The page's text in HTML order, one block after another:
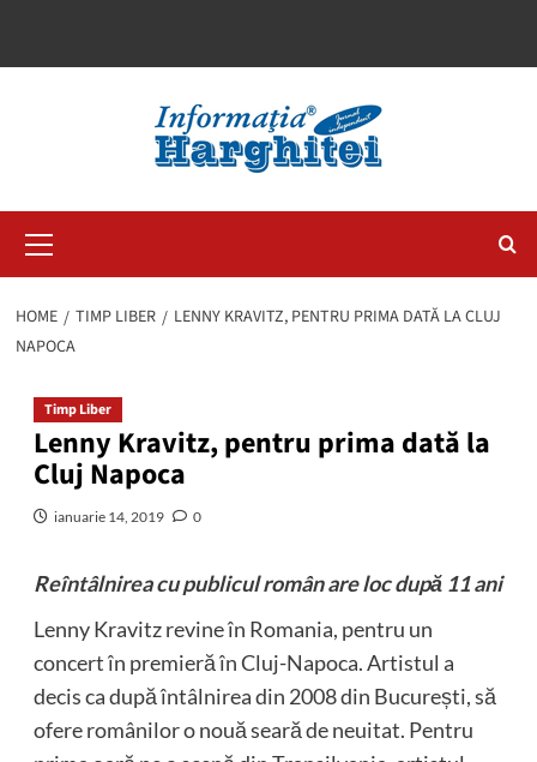
Menu
HOME TIMP LIBER
LENNY KRAVITZ, PENTRU PRIMA DATĂ LA CLUJ
NAPOCA
Timp Liber
Lenny Kravitz, pentru prima dată la
Cluj Napoca
ianuarie 14, 2019 0
Reîntâlnirea cu publicul român are loc după 11 ani
Lenny Kravitz revine în Romania, pentru un
concert în premieră în Cluj-Napoca. Artistul a
decis ca după întâlnirea din 2008 din București, să
ofere românilor o nouă seară de neuitat. Pentru